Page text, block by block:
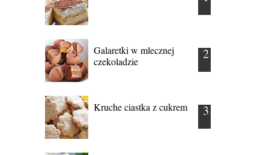
Galaretki w mlecznej
czekoladzie
Kruche ciastka z cukrem